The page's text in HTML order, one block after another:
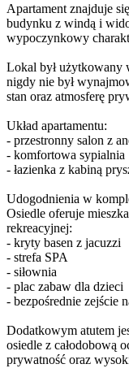
Apartament znajduje
budynku z windą i
wypoczynkowy
Lokal był użytkowany
nigdy nie był
stan oraz atmosferę
Układ apartamentu:
- przestronny salon z
- komfortowa sypialnia
- łazienka z kabiną
Udogodnienia w
Osiedle oferuje
rekreacyjnej:
- kryty basen z jacuzzi
- strefa SPA
- siłownia
- plac zabaw dla dzieci
- bezpośrednie zejście
Dodatkowym atutem
osiedle z całodobową
prywatność oraz